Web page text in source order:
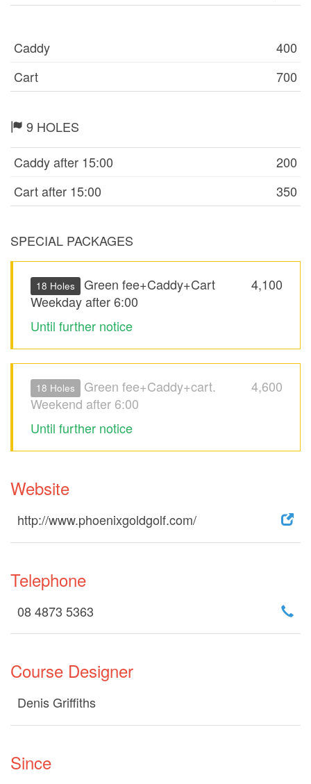
Caddy
400
Cart
700
9 HOLES
Caddy after 15:00
200
Cart after 15:00
350
SPECIAL PACKAGES
4,100
18 Holes
Green fee+Caddy+Cart
Weekday after 6:00
Until further notice
4,600
18 Holes
Green fee+Caddy+cart.
Weekend after 6:00
Until further notice
Website
http://www.phoenixgoldgolf.com/
Telephone
08 4873 5363
Course Designer
Denis Griffiths
Since